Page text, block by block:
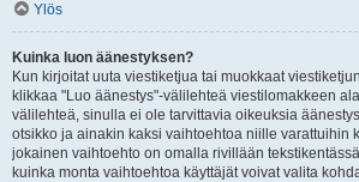
Ylös
Kuinka luon äänestyksen?
Kun kirjoitat uuta viestiketjua tai muokkaat
klikkaa "Luo äänestys"-välilehteä viestilomakkeen
välilehteä, sinulla ei ole tarvittavia oikeuksia
otsikko ja ainakin kaksi vaihtoehtoa niille varattuihin
jokainen vaihtoehto on omalla rivillään
kuinka monta vaihtoehtoa käyttäjät voivat valita